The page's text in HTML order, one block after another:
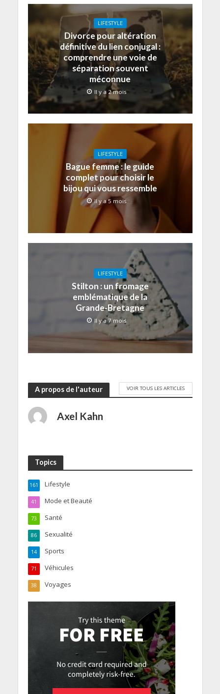
LIFESTYLE
Divorce pour altération
définitive du lien conjugal :
comprendre une voie de
séparation souvent
méconnue
Il y a 2 mois
LIFESTYLE
Bague femme : le guide
complet pour choisir le
bijou qui vous ressemble
Il y a 5 mois
LIFESTYLE
Stilton : un fromage
emblématique de la
Grande-Bretagne
Il y a 7 mois
A propos de l'auteur VOIR TOUS LES ARTICLES
Axel Kahn
Topics
Lifestyle
161
Mode et Beauté
41
Santé
73
Sexualité
86
Sports
14
Véhicules
71
Voyages
38